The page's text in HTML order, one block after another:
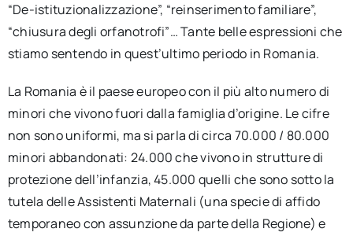
“De-istituzionalizzazione”, “reinserimento familiare”,
“chiusura degli orfanotrofi”… Tante belle espressioni che
stiamo sentendo in quest’ultimo periodo in Romania.
La Romania è il paese europeo con il più alto numero di
minori che vivono fuori dalla famiglia d’origine. Le cifre
non sono uniformi, ma si parla di circa 70.000 / 80.000
minori abbandonati: 24.000 che vivono in strutture di
protezione dell’infanzia, 45.000 quelli che sono sotto la
tutela delle Assistenti Maternali (una specie di affido
temporaneo con assunzione da parte della Regione) e